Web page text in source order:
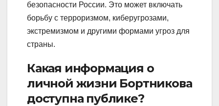
безопасности России. Это может включать
борьбу с терроризмом, киберугрозами,
экстремизмом и другими формами угроз для
страны.
Какая информация о
личной жизни Бортникова
доступна публике?